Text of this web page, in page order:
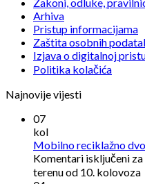
Arhiva
Pristup informacijama
Zaštita osobnih
Izjava o digitalnoj
Politika kolačića
Najnovije vijesti
07
kol
Mobilno reciklažno
Komentari isključeni
terenu od 10. kolovoza